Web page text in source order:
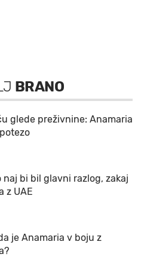
BRANO
glede preživnine: Anamaria
naj bi bil glavni razlog, zakaj
z UAE
je Anamaria v boju z